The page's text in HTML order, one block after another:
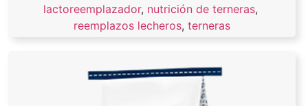
lactoreemplazador, nutrición de terneras,
reemplazos lecheros, terneras